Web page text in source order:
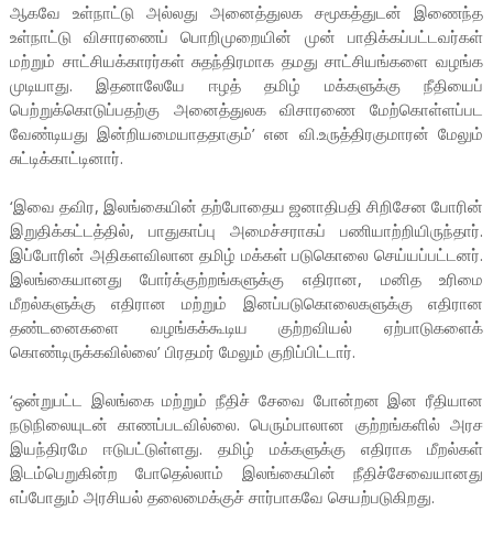
ஆகவே உள்நாட்டு அல்லது அனைத்துலக சமூகத்துடன் இணைந்த
உள்நாட்டு விசாரணைப் பொறிமுறையின் முன் பாதிக்கப்பட்டவர்கள்
மற்றும் சாட்சியக்காரர்கள் சுதந்திரமாக தமது சாட்சியங்களை வழங்க
முடியாது. இதனாலேயே ஈழத் தமிழ் மக்களுக்கு நீதியைப்
பெற்றுக்கொடுப்பதற்கு அனைத்துலக விசாரணை மேற்கொள்ளப்பட
வேண்டியது இன்றியமையாததாகும்’ என வி.உருத்திரகுமாரன் மேலும்
சுட்டிக்காட்டினார்.
‘இவை தவிர, இலங்கையின் தற்போதைய ஜனாதிபதி சிறிசேன போரின்
இறுதிக்கட்டத்தில், பாதுகாப்பு அமைச்சராகப் பணியாற்றியிருந்தார்.
இப்போரின் அதிகளவிலான தமிழ் மக்கள் படுகொலை செய்யப்பட்டனர்.
இலங்கையானது போர்க்குற்றங்களுக்கு எதிரான, மனித உரிமை
மீறல்களுக்கு எதிரான மற்றும் இனப்படுகொலைகளுக்கு எதிரான
தண்டனைகளை வழங்கக்கூடிய குற்றவியல் ஏற்பாடுகளைக்
கொண்டிருக்கவில்லை’ பிரதமர் மேலும் குறிப்பிட்டார்.
‘ஒன்றுபட்ட இலங்கை மற்றும் நீதிச் சேவை போன்றன இன ரீதியான
நடுநிலையுடன் காணப்படவில்லை. பெரும்பாலான குற்றங்களில் அரச
இயந்திரமே ஈடுபட்டுள்ளது. தமிழ் மக்களுக்கு எதிராக மீறல்கள்
இடம்பெறுகின்ற போதெல்லாம் இலங்கையின் நீதிச்சேவையானது
எப்போதும் அரசியல் தலைமைக்குச் சார்பாகவே செயற்படுகிறது.